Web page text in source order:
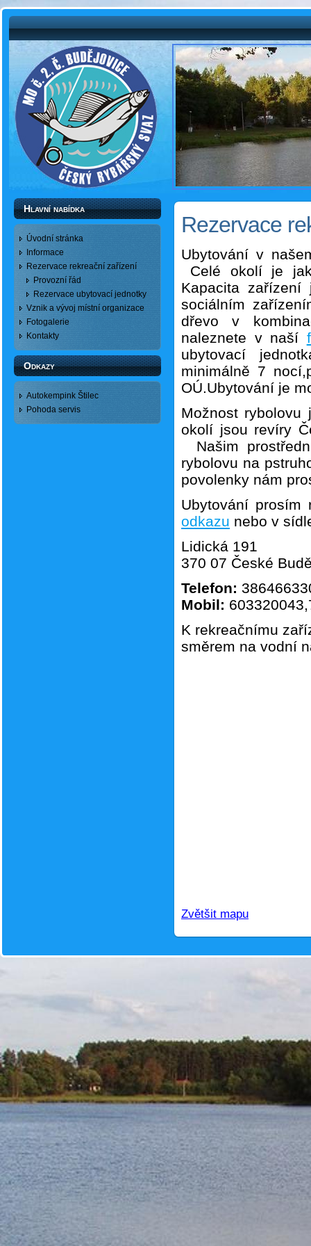
Hlavní nabídka
Úvodní stránka
Informace
Rezervace rekreační zařízení
Provozní řád
Rezervace ubytovací jednotky
Vznik a vývoj místní organizace
Fotogalerie
Kontakty
Odkazy
Autokempink Štilec
Pohoda servis
Rezervace
Ubytování v
Celé okolí je
Kapacita
sociálním
dřevo v
naleznete v naší
ubytovací
minimálně 7
OÚ.Ubytování je
Možnost
okolí jsou revíry
Našim
rybolovu na
povolenky nám
Ubytování prosím
odkazu nebo v
Lidická 191
370 07 České
Telefon:
Mobil:
K rekreačnímu
směrem na vodní
Zvětšit mapu